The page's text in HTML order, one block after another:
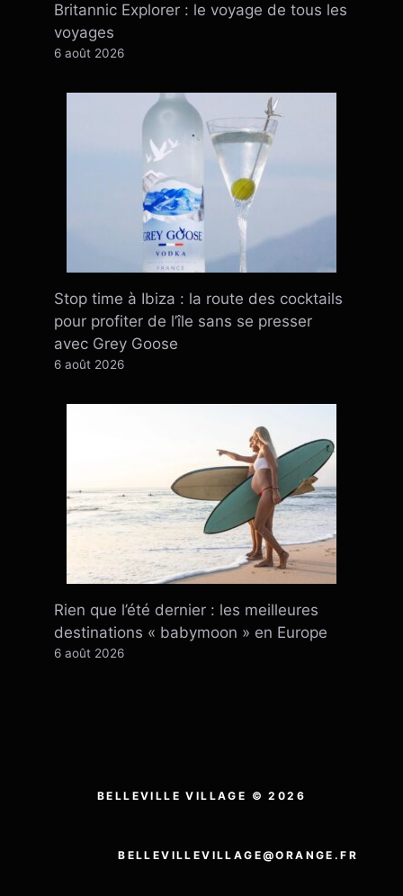
Britannic Explorer : le voyage de tous les
voyages
6 août 2026
Stop time à Ibiza : la route des cocktails
pour profiter de l’île sans se presser
avec Grey Goose
6 août 2026
Rien que l’été dernier : ​​les meilleures
destinations « babymoon » en Europe
6 août 2026
BELLEVILLE VILLAGE © 2026
BELLEVILLEVILLAGE@ORANGE.FR